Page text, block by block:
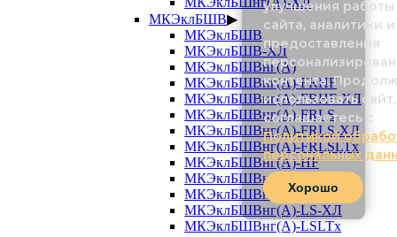
МКЭклБШВ▶
МКЭклБШВ
МКЭклБШВ-ХЛ
МКЭклБШВнг(А)
МКЭклБШВнг(А)-FRHF
МКЭклБШВнг(А)-FRHF-ХЛ
МКЭклБШВнг(А)-FRLS
МКЭклБШВнг(А)-FRLS-ХЛ
МКЭклБШВнг(А)-FRLSLTx
МКЭклБШВнг(А)-HF
МКЭклБШВнг(А)-HF-ХЛ
МКЭклБШВнг(А)-LS
МКЭклБШВнг(А)-LS-ХЛ
МКЭклБШВнг(А)-LSLTx
улучшения работы
сайта, аналитики и
предоставления
контента.
использовать
соглашаетесь с
Политикой
персональных
Хорошо